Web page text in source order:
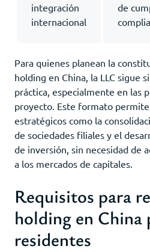
integración
internacional
de
Para quienes planean la
holding en China, la LLC sigue
práctica, especialmente en las
proyecto. Este formato
estratégicos como la
de sociedades filiales y el
de inversión, sin necesidad de
a los mercados de capitales.
Requisitos para
holding en China
residentes